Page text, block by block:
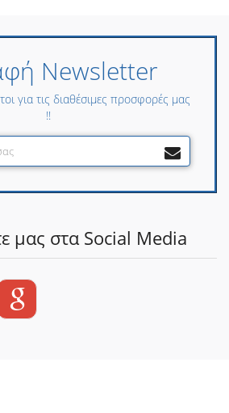
Newsletter
για τις διαθέσιμες προσφορές μας
!!
μας στα Social Media